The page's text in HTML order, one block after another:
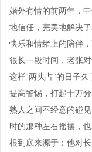
婚外有情的前两年，
地信任，完美地解决
快乐和情绪上的陪伴
很长一段时间，老张
这样“两头占”的日子
提高警惕，打起十万
熟人之间不经意的碰
时的那种左右摇摆，
根到底来源于：他对